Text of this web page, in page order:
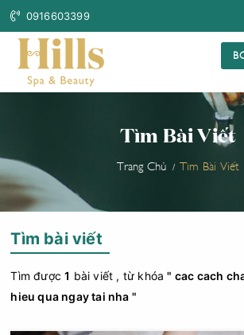
0916603399
Tìm Bài Viết
Trang Chủ Tìm Bài Viết
Tìm bài viết
Tìm được1 bài viết , từ khóa" cac cach
hieu qua ngay tai nha "